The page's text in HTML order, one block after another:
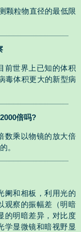
颗粒物直径的最低限
前世界上已知的体积
毒体积更大的新型病
倍吗?
数乘以物镜的放大倍
。
和相板，利用光的
观察的振幅差（明暗
的明暗差异，对比度
学显微镜和暗视野显